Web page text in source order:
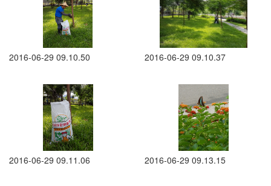
2016-06-29 09.10.50 2016-06-29 09.10.37
2016-06-29 09.11.06 2016-06-29 09.13.15